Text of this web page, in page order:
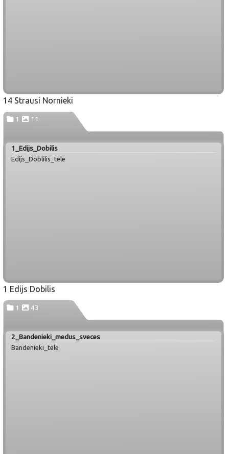
14 Strausi Nornieki
1 11
1_Edijs_Dobilis
Edijs_Doblilis_tele
1 Edijs Dobilis
1 43
2_Bandenieki_medus_sveces
Bandenieki_tele